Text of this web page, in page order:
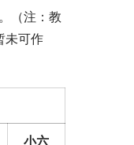
（注：教
未可作
小六